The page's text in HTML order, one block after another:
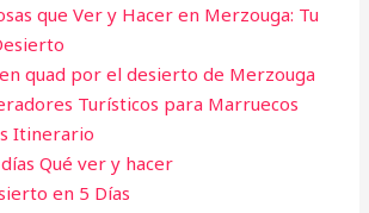
que Ver y Hacer en Merzouga: Tu
quad por el desierto de Merzouga
Turísticos para Marruecos
Itinerario
Qué ver y hacer
en 5 Días